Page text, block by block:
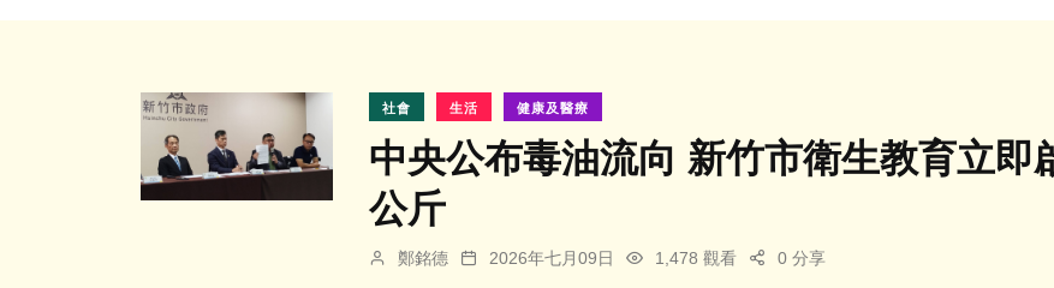
社會 生活 健康及醫療
中央公布毒油流向 新竹市衛生教育立即
公斤
鄭銘德 2026年七月09日 1,478 觀看 0 分享